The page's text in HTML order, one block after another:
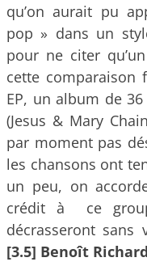
qu’on aurait pu
pop » dans un
pour ne citer
cette comparaison
EP, un album de
(Jesus & Mary
par moment pas
les chansons ont
un peu, on
crédit à ce
décrasseront sans
[3.5] Benoît Richard